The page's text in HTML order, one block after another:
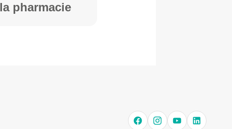
pharmacie